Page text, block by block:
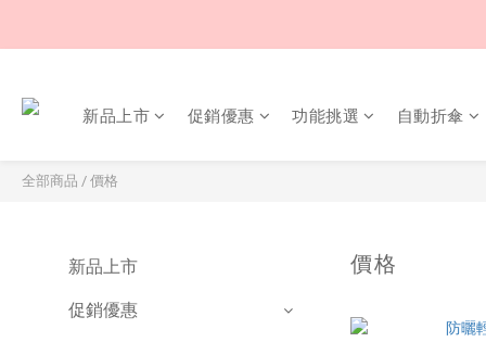
新品上市 促銷優惠 功能挑選 自動折傘
全部商品 / 價格
新品上市
促銷優惠
價格